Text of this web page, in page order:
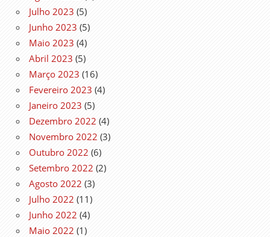
Julho 2023 (5)
Junho 2023 (5)
Maio 2023 (4)
Abril 2023 (5)
Março 2023 (16)
Fevereiro 2023 (4)
Janeiro 2023 (5)
Dezembro 2022 (4)
Novembro 2022 (3)
Outubro 2022 (6)
Setembro 2022 (2)
Agosto 2022 (3)
Julho 2022 (11)
Junho 2022 (4)
Maio 2022 (1)